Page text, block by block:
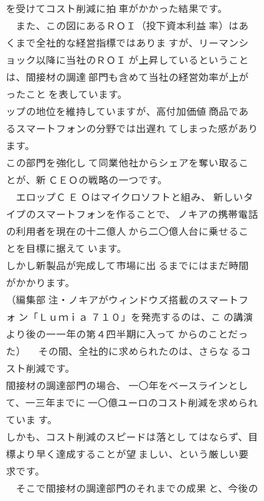
を受けてコスト削減に拍 車がかかった結果です。
また、この図にあるＲＯＩ（投下資本利益 率）はあ
くまで全社的な経営指標ではありま すが、リーマンシ
ョック以降に当社のＲＯＩ が上昇しているということ
は、間接材の調達 部門も含めて当社の経営効率が上が
ったこと を表しています。
ップの地位を維持していますが、高付加価値 商品であ
るスマートフォンの分野では出遅れ てしまった感があり
ます。
この部門を強化し て同業他社からシェアを奪い取るこ
とが、新 ＣＥＯの戦略の一つです。
エロップＣ Ｅ Ｏはマイクロソフトと組み、 新しいタ
イプのスマートフォンを作ることで、 ノキアの携帯電話
の利用者を現在の十二億人 から二〇億人台に乗せるこ
とを目標に据えて います。
しかし新製品が完成して市場に出 るまでにはまだ時間
がかかります。
（編集部 注・ノキアがウィンドウズ搭載のスマートフ
ォ ン「Ｌｕｍｉａ ７１０」を発売するのは、こ の講演
より後の一一年の第４四半期に入って からのことだっ
た） その間、全社的に求められたのは、さらな るコ
スト削減です。
間接材の調達部門の場合、 一〇年をベースラインとし
て、一三年までに 一〇億ユーロのコスト削減を求められ
ていま す。
しかも、コスト削減のスピードは落とし てはならず、目
標より早く達成することが望 ましい、という厳しい要
求です。
そこで間接材の調達部門のそれまでの成果 と、今後の